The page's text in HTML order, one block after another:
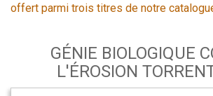
offert parmi trois titres de notre
GÉNIE BIOLOGIQUE
L'ÉROSION